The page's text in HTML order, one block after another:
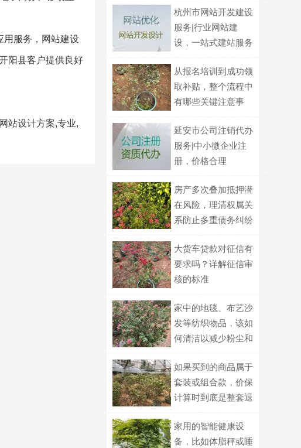
用服务，网站建设
阳县客户提供良好
站设计方案,专业,
杭州市网站开发建设
服务|行业网站建
设，一站式建站服务
从报名培训到成功领
取补贴，整个流程中
有哪些关键注意事
延安市公司注销代办
服务|中小微企业注
册，价格合理
房产多次叠加抵押潜
在风险，理清权属关
系防止多重债务纠纷
大货车贷款对征信有
要求吗？详解征信审
核的标准
家中的地毯、布艺沙
发等纺织物品，该如
何清洁以减少粉尘和
如果买到的商品属于
套装或组合款，价保
计算时到底是整套退
个比价？
家用的智能健康设
备，比如体脂秤或睡